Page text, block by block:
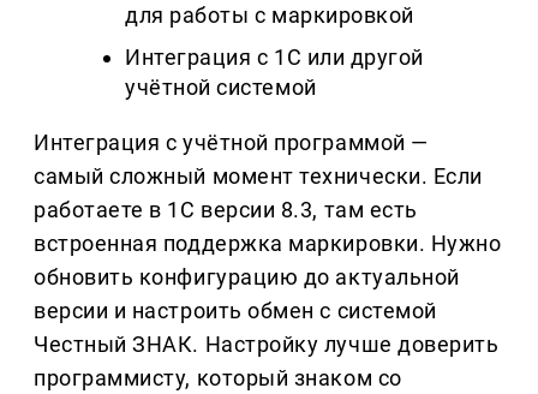
для работы с маркировкой
Интеграция с 1С или другой
учётной системой
Интеграция с учётной программой —
самый сложный момент технически. Если
работаете в 1С версии 8.3, там есть
встроенная поддержка маркировки. Нужно
обновить конфигурацию до актуальной
версии и настроить обмен с системой
Честный ЗНАК. Настройку лучше доверить
программисту, который знаком со